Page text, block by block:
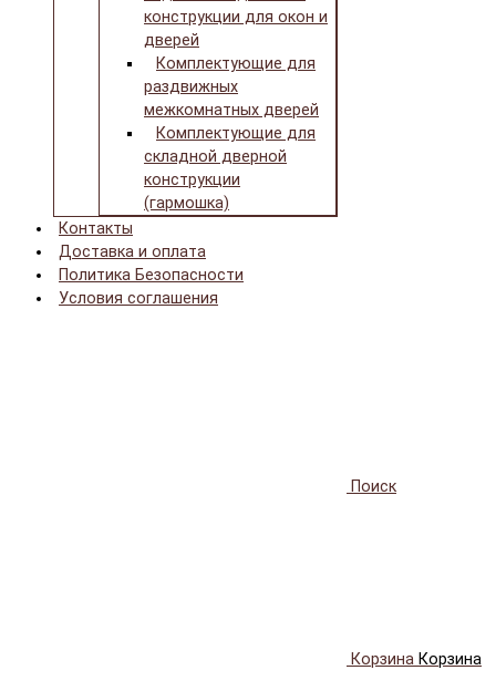
конструкции для окон и
дверей
Комплектующие для
раздвижных
межкомнатных дверей
Комплектующие для
складной дверной
конструкции
(гармошка)
Контакты
Доставка и оплата
Политика Безопасности
Условия соглашения
Поиск
Корзина Корзина